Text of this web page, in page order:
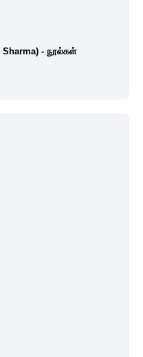
Sharma) - நூல்கள்